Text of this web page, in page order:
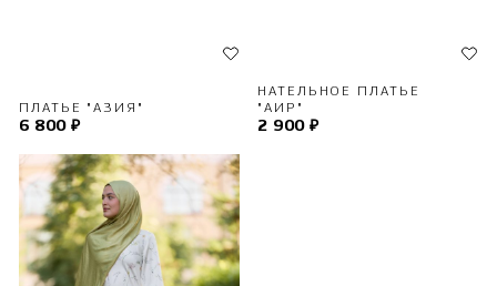
ПЛАТЬЕ "АЗИЯ"
6 800 ₽
НАТЕЛЬНОЕ ПЛАТЬЕ
"АИР"
2 900 ₽